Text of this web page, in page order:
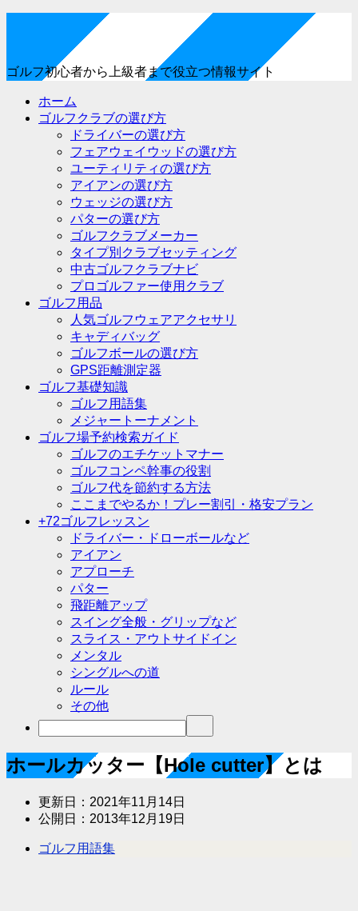
ゴルフ初心者から上級者まで役立つ情報サイト
ホーム
ゴルフクラブの選び方
ドライバーの選び方
フェアウェイウッドの選び方
ユーティリティの選び方
アイアンの選び方
ウェッジの選び方
パターの選び方
ゴルフクラブメーカー
タイプ別クラブセッティング
中古ゴルフクラブナビ
プロゴルファー使用クラブ
ゴルフ用品
人気ゴルフウェアアクセサリ
キャディバッグ
ゴルフボールの選び方
GPS距離測定器
ゴルフ基礎知識
ゴルフ用語集
メジャートーナメント
ゴルフ場予約検索ガイド
ゴルフのエチケットマナー
ゴルフコンペ幹事の役割
ゴルフ代を節約する方法
ここまでやるか！プレー割引・格安プラン
+72ゴルフレッスン
ドライバー・ドローボールなど
アイアン
アプローチ
パター
飛距離アップ
スイング全般・グリップなど
スライス・アウトサイドイン
メンタル
シングルへの道
ルール
その他
ホールカッター【Hole cutter】とは
更新日： 2021年11月14日
公開日： 2013年12月19日
ゴルフ用語集